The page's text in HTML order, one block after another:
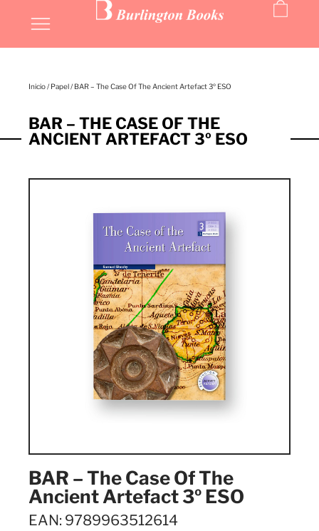
Inicio/ Papel/ BAR – The Case Of The Ancient Artefact 3º ESO
BAR – THE CASE OF THE
ANCIENT ARTEFACT 3º ESO
BAR – The Case Of The
Ancient Artefact 3º ESO
EAN: 9789963512614